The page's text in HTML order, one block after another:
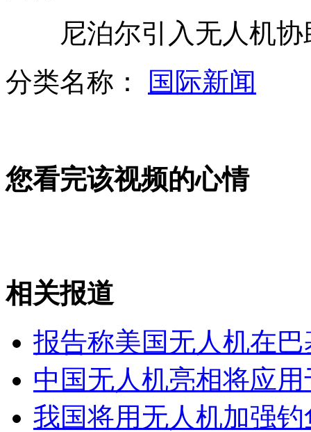
彝良山体滑坡已致10人遇难9人被埋
高速免费带热自驾游 观景享受旅途
山西运城恶犬咬伤多人 警民合力深夜将其击毙
女孩北京地铁殴打老人 痛下狠手拳打脚踢
无痛分娩是否安全 医生回应
尼泊尔引入无人机协
分类名称：
国际新闻
您看完该视频的心情
相关报道
报告称美国无人机在
中国无人机亮相将应
我国将用无人机加强